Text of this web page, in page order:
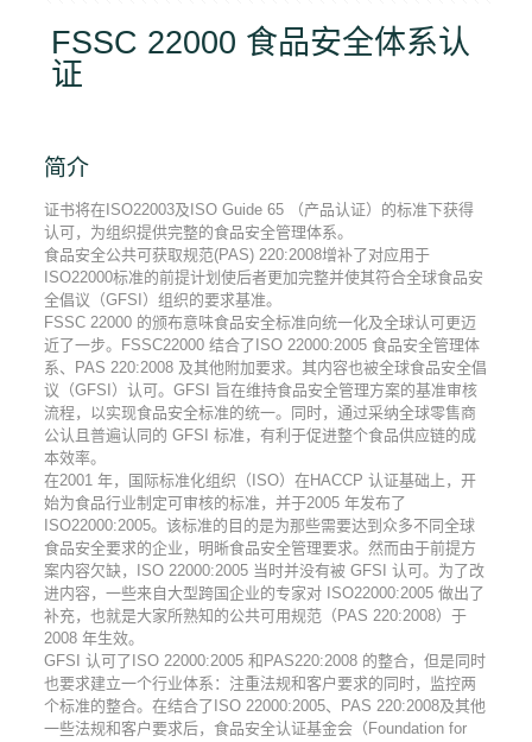
FSSC 22000 食品安全体系认
证
简介
证书将在ISO22003及ISO Guide 65 （产品认证）的标准下获得
认可，为组织提供完整的食品安全管理体系。
食品安全公共可获取规范(PAS) 220:2008增补了对应用于
ISO22000标准的前提计划使后者更加完整并使其符合全球食品安
全倡议（GFSI）组织的要求基准。
FSSC 22000 的颁布意味食品安全标准向统一化及全球认可更迈
近了一步。FSSC22000 结合了ISO 22000:2005 食品安全管理体
系、PAS 220:2008 及其他附加要求。其内容也被全球食品安全倡
议（GFSI）认可。GFSI 旨在维持食品安全管理方案的基准审核
流程，以实现食品安全标准的统一。同时，通过采纳全球零售商
公认且普遍认同的 GFSI 标准，有利于促进整个食品供应链的成
本效率。
在2001 年，国际标准化组织（ISO）在HACCP 认证基础上，开
始为食品行业制定可审核的标准，并于2005 年发布了
ISO22000:2005。该标准的目的是为那些需要达到众多不同全球
食品安全要求的企业，明晰食品安全管理要求。然而由于前提方
案内容欠缺，ISO 22000:2005 当时并没有被 GFSI 认可。为了改
进内容，一些来自大型跨国企业的专家对 ISO22000:2005 做出了
补充，也就是大家所熟知的公共可用规范（PAS 220:2008）于
2008 年生效。
GFSI 认可了ISO 22000:2005 和PAS220:2008 的整合，但是同时
也要求建立一个行业体系：注重法规和客户要求的同时，监控两
个标准的整合。在结合了ISO 22000:2005、PAS 220:2008及其他
一些法规和客户要求后，食品安全认证基金会（Foundation for